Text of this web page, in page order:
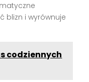
blizn i wyrównuje
codziennych